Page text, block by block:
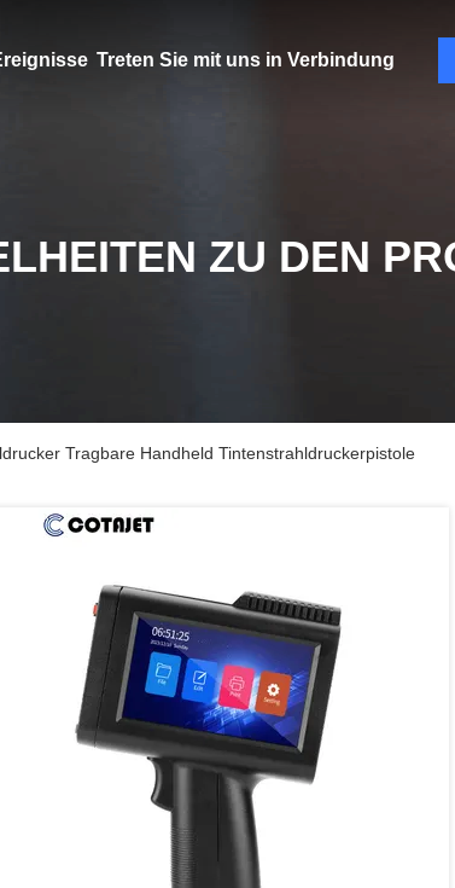
Treten Sie mit uns in Verbindung
ZU DEN
Tragbare Handheld Tintenstrahldruckerpistole